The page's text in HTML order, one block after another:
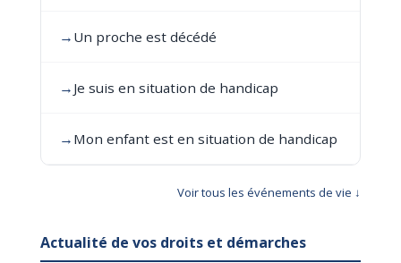
→ Un proche est décédé
→ Je suis en situation de handicap
→ Mon enfant est en situation de handicap
Voir tous les événements de vie ↓
Actualité de vos droits et démarches